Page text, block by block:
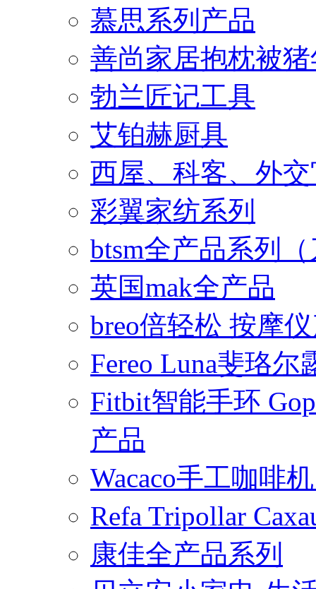
慕思系列产品
善尚家居抱枕被
勃兰匠记工具
艾铂赫厨具
西屋、科客、外
彩翼家纺系列
btsm全产品系列
英国mak全产品
breo倍轻松 按摩
Fereo Luna斐珞
Fitbit智能手环
产品
Wacaco手工咖啡
Refa Tripollar
康佳全产品系列